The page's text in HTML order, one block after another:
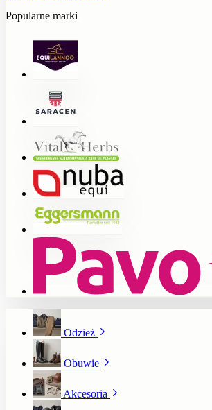
Popularne marki
Odzież
Obuwie
Akcesoria